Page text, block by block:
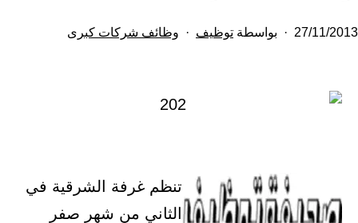
تم
27/11/2013 بواسطة توظيف
مصنف
وظائف شركات كبرى
تنظم غرفة الشرقية في
الثاني من شهر صفر